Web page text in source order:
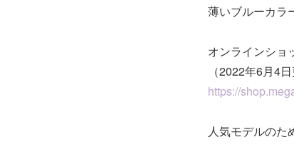
薄いブルーカラ
オンラインショ
（2022年6月4日
https://
人気モデルのた